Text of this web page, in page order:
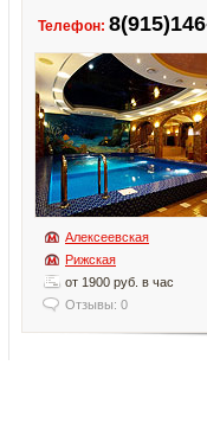
Телефон:
Алексеевская
Рижская
от 1900 руб. в час
Отзывы: 0